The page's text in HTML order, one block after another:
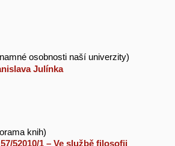
osobnosti naší univerzity)
Julínka
knih)
52010/1 – Ve službě filosofii